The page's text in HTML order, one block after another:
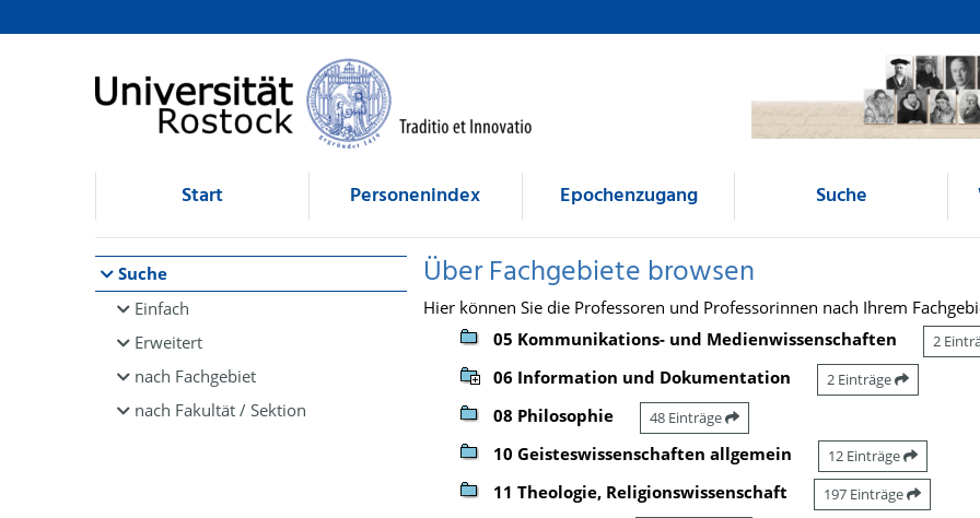
Browsen
direkt zum Inhalt
Start Personenindex Epochenzugang Suche
Suche
Einfach
Erweitert
nach Fachgebiet
nach Fakultät / Sektion
Über Fachgebiete browsen
Hier können Sie die Professoren und Professorinnen nach Ihrem
05 Kommunikations- und Medienwissenschaften
2
06 Information und Dokumentation 2 Einträge
08 Philosophie 48 Einträge
10 Geisteswissenschaften allgemein 12 Einträge
11 Theologie, Religionswissenschaft 197 Einträge